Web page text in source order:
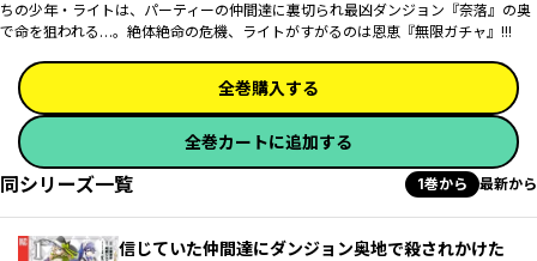
ちの少年・ライトは、パーティーの仲間達に裏切られ最凶ダンジョン『奈落』の奥
で命を狙われる…。絶体絶命の危機、ライトがすがるのは恩恵『無限ガチャ』!!!
全巻購入する
全巻カートに追加する
同シリーズ一覧 1巻から 最新から
信じていた仲間達にダンジョン奥地で殺されかけた